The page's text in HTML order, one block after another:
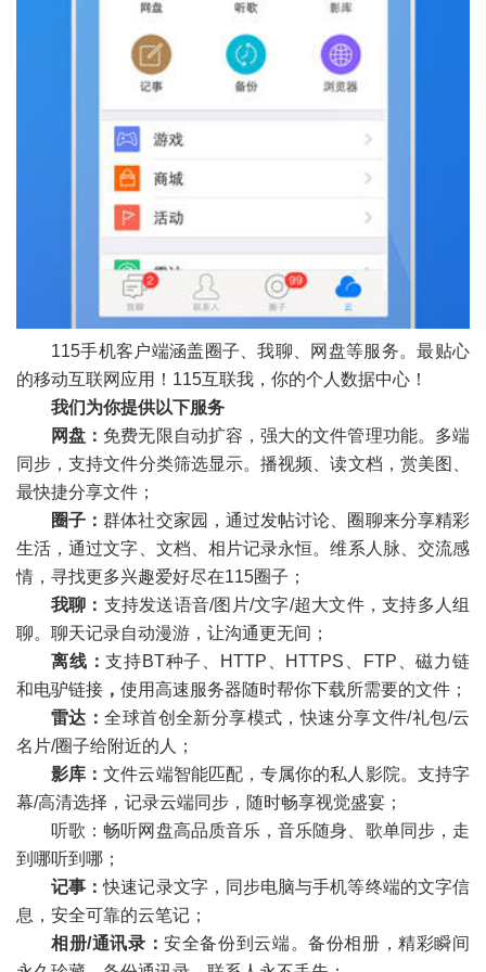
115手机客户端涵盖圈子、我聊、网盘等服务。最贴心
的移动互联网应用！115互联我，你的个人数据中心！
我们为你提供以下服务
网盘： 免费无限自动扩容，强大的文件管理功能。多端
同步，支持文件分类筛选显示。播视频、读文档，赏美图、
最快捷分享文件；
圈子：群体社交家园，通过发帖讨论、圈聊来分享精彩
生活，通过文字、文档、相片记录永恒。维系人脉、交流感
情，寻找更多兴趣爱好尽在115圈子；
我聊： 支持发送语音/图片/文字/超大文件，支持多人组
聊。聊天记录自动漫游，让沟通更无间；
离线：支持BT种子、HTTP、HTTPS、FTP、磁力链
和电驴链接 ， 使用高速服务器随时帮你下载所需要的文件；
雷达：全球首创全新分享模式，快速分享文件/礼包/云
名片/圈子给附近的人；
影库：文件云端智能匹配，专属你的私人影院。支持字
幕/高清选择，记录云端同步，随时畅享视觉盛宴；
听歌：畅听网盘高品质音乐，音乐随身、歌单同步，走
到哪听到哪；
记事：快速记录文字，同步电脑与手机等终端的文字信
息，安全可靠的云笔记；
相册/通讯录：安全备份到云端。备份相册，精彩瞬间